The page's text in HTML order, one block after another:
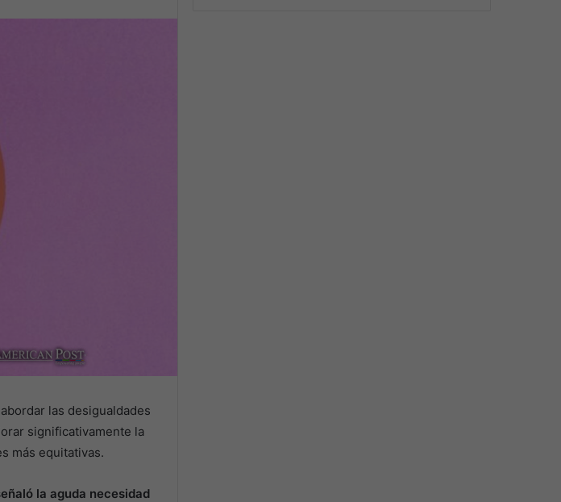
las desigualdades
significativamente la
más equitativas.
la aguda necesidad